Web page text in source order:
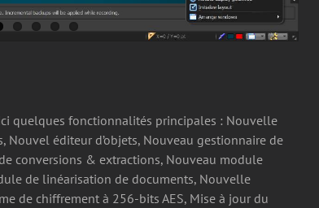
quelques fonctionnalités principales : Nouvelle
éditeur d’objets, Nouveau gestionnaire de
conversions & extractions, Nouveau module
de linéarisation de documents, Nouvelle
de chiffrement à 256-bits AES, Mise à jour du